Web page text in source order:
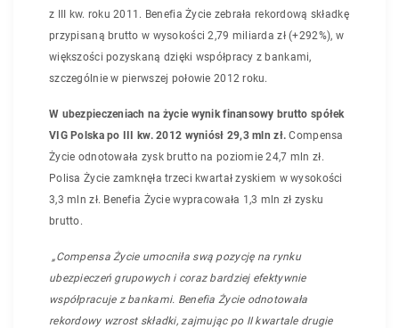
z III kw. roku 2011. Benefia Życie zebrała rekordową składkę
przypisaną brutto w wysokości 2,79 miliarda zł (+292%), w
większości pozyskaną dzięki współpracy z bankami,
szczególnie w pierwszej połowie 2012 roku.
W ubezpieczeniach na życie wynik finansowy brutto spółek
VIG Polska po III kw. 2012 wyniósł 29,3 mln zł. Compensa
Życie odnotowała zysk brutto na poziomie 24,7 mln zł.
Polisa Życie zamknęła trzeci kwartał zyskiem w wysokości
3,3 mln zł. Benefia Życie wypracowała 1,3 mln zł zysku
brutto.
„Compensa Życie umocniła swą pozycję na rynku
ubezpieczeń grupowych i coraz bardziej efektywnie
współpracuje z bankami. Benefia Życie odnotowała
rekordowy wzrost składki, zajmując po II kwartale drugie